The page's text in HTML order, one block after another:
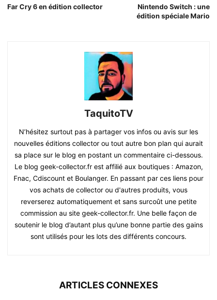
Far Cry 6 en édition collector
Nintendo Switch : une
édition spéciale Mario
TaquitoTV
N’hésitez surtout pas à partager vos infos ou avis sur les
nouvelles éditions collector ou tout autre bon plan qui aurait
sa place sur le blog en postant un commentaire ci-dessous.
Le blog geek-collector.fr est affilié aux boutiques : Amazon,
Fnac, Cdiscount et Boulanger. En passant par ces liens pour
vos achats de collector ou d'autres produits, vous
reverserez automatiquement et sans surcoût une petite
commission au site geek-collector.fr. Une belle façon de
soutenir le blog d’autant plus qu’une bonne partie des gains
sont utilisés pour les lots des différents concours.
ARTICLES CONNEXES